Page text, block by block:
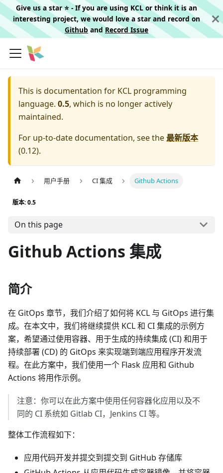
Give us a star ⭐️ - If you are using KCL or think it is an
interesting project, we would love a star and record on
Githuband Record Issue
This is documentation for KCL programming
language. 0.5, which is no longer actively
maintained.
For up-to-date documentation, see the最新版本
(0.12).
用户手册 CI 集成 Github Actions
版本: 0.5
On this page
Github Actions 集成
简介
在 GitOps 章节，我们介绍了如何将 KCL 与 GitOps 进行集
成。在本文中，我们将继续提供 KCL 和 CI 集成的示例方
案，希望通过使用容器、用于生成的持续集成 (CI) 和用于
持续部署 (CD) 的 GitOps 来实现端到端应用程序开发流
程。在此方案中，我们使用一个 Flask 应用和 Github
Actions 将用作示例。
注意：你可以在此方案中使用任何容器化应用以及不
同的 CI 系统如 Gitlab CI，Jenkins CI 等。
整体工作流程如下：
应用代码开发并提交到提交到 GitHub 存储库